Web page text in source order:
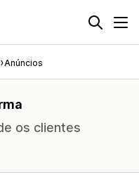
Anúncios
os clientes